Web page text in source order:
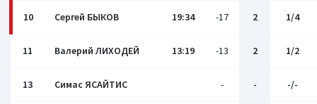
10 Сергей БЫКОВ 19:34 -17 2 1/4
11 Валерий ЛИХОДЕЙ 13:19 -13 2 1/2
13 Симас ЯСАЙТИС - - -/-